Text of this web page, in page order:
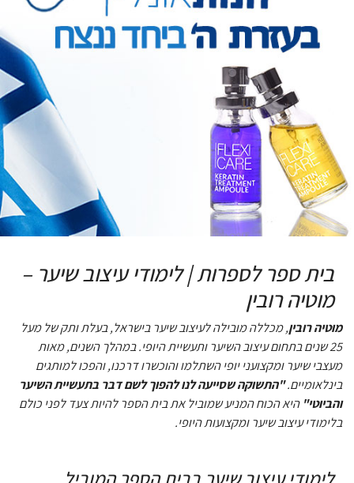
בית ספר לספרות | לימודי עיצוב שיער –
מוטיה רובין
מוטיה רובין, מכללה מובילה לעיצוב שיער בישראל, בעלת ותק של מעל
25 שנים בתחום עיצוב השיער ותעשיית היופי. במהלך השנים, מאות
מעצבי שיער ומקצועני יופי השתלמו והוכשרו דרכנו, והפכו למותגים
בינלאומיים."התשוקה שסייעה לנו להפוך לשם דבר בתעשיית השיער
והביוטי" היא הכוח המניע שמוביל את בית הספר להיות צעד לפני כולם
בלימודי עיצוב שיער ומקצועות היופי.